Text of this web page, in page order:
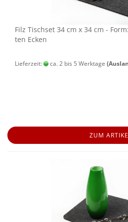
Filz Tisch­set 34 cm x 34 cm -
ten Ecken
Lieferzeit: ca. 2 bis 5 Werktage
ZUM